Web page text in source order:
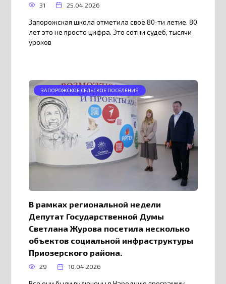
31 25.04.2026
Запорожская школа отметила своё 80‑ти летие. 80
лет это не просто цифра. Это сотни судеб, тысячи
уроков
ЗАПОРОЖСКОЕ СЕЛЬСКОЕ ПОСЕЛЕНИЕ
В рамках региональной недели
Депутат Государственной Думы
Светлана Журова посетила несколько
объектов социальной инфраструктуры
Приозерского района.
29 10.04.2026